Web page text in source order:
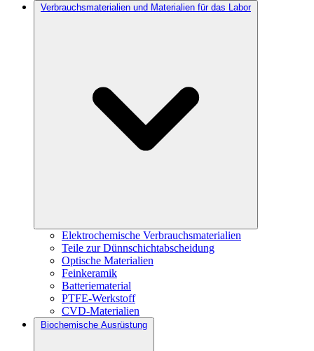
Verbrauchsmaterialien und Materialien für das Labor
Elektrochemische Verbrauchsmaterialien
Teile zur Dünnschichtabscheidung
Optische Materialien
Feinkeramik
Batteriematerial
PTFE-Werkstoff
CVD-Materialien
Biochemische Ausrüstung